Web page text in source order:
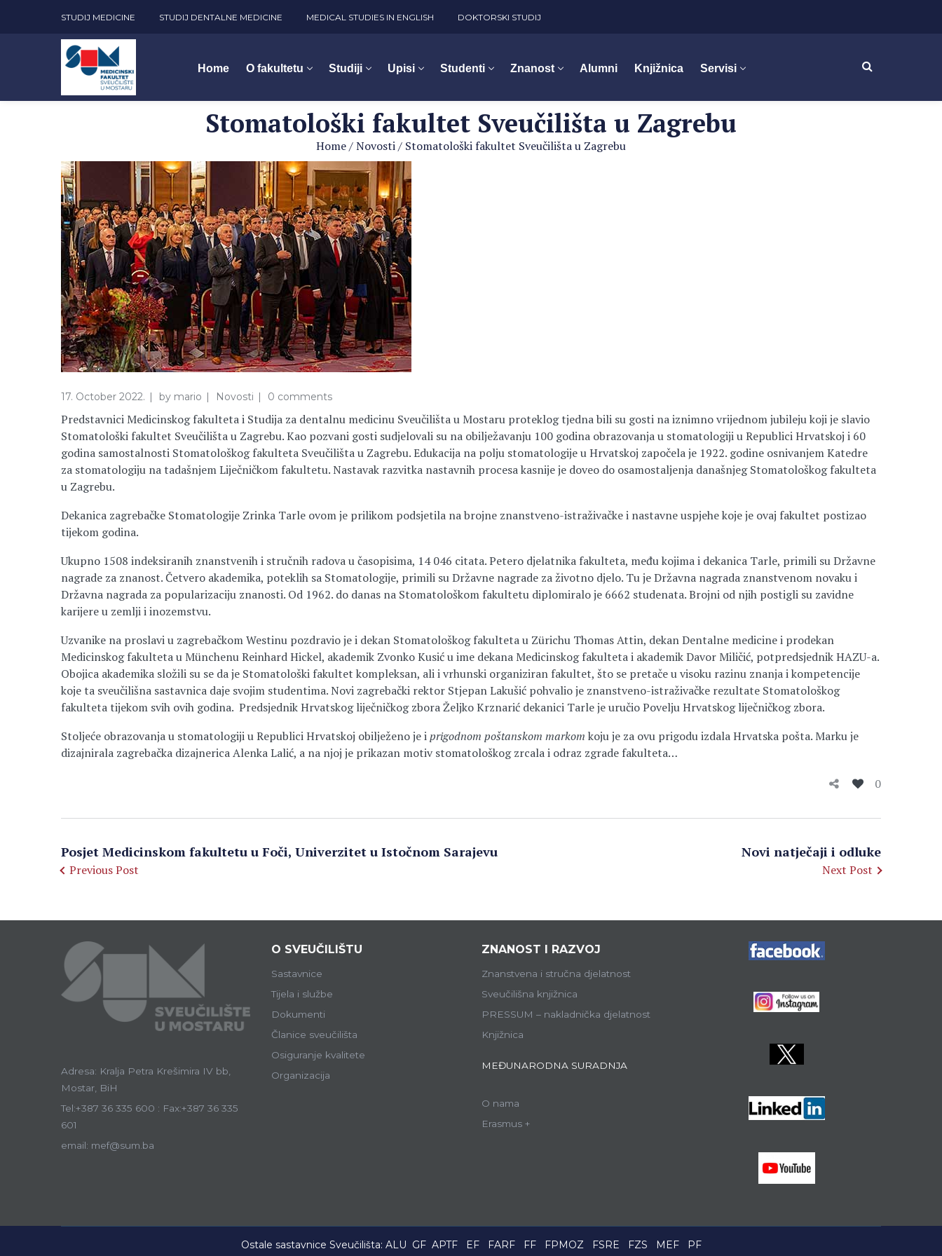
STUDIJ MEDICINE STUDIJ DENTALNE MEDICINE MEDICAL STUDIES IN ENGLISH DOKTORSKI STUDIJ
Home O fakultetu Studiji Upisi Studenti Znanost Alumni Knjižnica Servisi
Stomatološki fakultet Sveučilišta u Zagrebu
Home/Novosti/ Stomatološki fakultet Sveučilišta u Zagrebu
17. October 2022. by mario Novosti 0 comments
Predstavnici Medicinskog fakulteta i Studija za dentalnu medicinu Sveučilišta u Mostaru proteklog tjedna bili su gosti na iznimno vrijednom jubileju koji je slavio
Stomatološki fakultet Sveučilišta u Zagrebu. Kao pozvani gosti sudjelovali su na obilježavanju 100 godina obrazovanja u stomatologiji u Republici Hrvatskoj i 60
godina samostalnosti Stomatološkog fakulteta Sveučilišta u Zagrebu. Edukacija na polju stomatologije u Hrvatskoj započela je 1922. godine osnivanjem Katedre
za stomatologiju na tadašnjem Liječničkom fakultetu. Nastavak razvitka nastavnih procesa kasnije je doveo do osamostaljenja današnjeg Stomatološkog fakulteta
u Zagrebu.
Dekanica zagrebačke Stomatologije Zrinka Tarle ovom je prilikom podsjetila na brojne znanstveno-istraživačke i nastavne uspjehe koje je ovaj fakultet postizao
tijekom godina.
Ukupno 1508 indeksiranih znanstvenih i stručnih radova u časopisima, 14 046 citata. Petero djelatnika fakulteta, među kojima i dekanica Tarle, primili su Državne
nagrade za znanost. Četvero akademika, poteklih sa Stomatologije, primili su Državne nagrade za životno djelo. Tu je Državna nagrada znanstvenom novaku i
Državna nagrada za popularizaciju znanosti. Od 1962. do danas na Stomatološkom fakultetu diplomiralo je 6662 studenata. Brojni od njih postigli su zavidne
karijere u zemlji i inozemstvu.
Uzvanike na proslavi u zagrebačkom Westinu pozdravio je i dekan Stomatološkog fakulteta u Zürichu Thomas Attin, dekan Dentalne medicine i prodekan
Medicinskog fakulteta u Münchenu Reinhard Hickel, akademik Zvonko Kusić u ime dekana Medicinskog fakulteta i akademik Davor Miličić, potpredsjednik HAZU-a.
Obojica akademika složili su se da je Stomatološki fakultet kompleksan, ali i vrhunski organiziran fakultet, što se pretače u visoku razinu znanja i kompetencije
koje ta sveučilišna sastavnica daje svojim studentima. Novi zagrebački rektor Stjepan Lakušić pohvalio je znanstveno-istraživačke rezultate Stomatološkog
fakulteta tijekom svih ovih godina. Predsjednik Hrvatskog liječničkog zbora Željko Krznarić dekanici Tarle je uručio Povelju Hrvatskog liječničkog zbora.
Stoljeće obrazovanja u stomatologiji u Republici Hrvatskoj obilježeno je iprigodnom poštanskom markom koju je za ovu prigodu izdala Hrvatska pošta. Marku je
dizajnirala zagrebačka dizajnerica Alenka Lalić, a na njoj je prikazan motiv stomatološkog zrcala i odraz zgrade fakulteta…
0
Posjet Medicinskom fakultetu u Foči, Univerzitet u Istočnom Sarajevu
Previous Post
Novi natječaji i odluke
Next Post
Adresa: Kralja Petra Krešimira IV bb,
Mostar, BiH
Tel:+387 36 335 600 : Fax:+387 36 335
601
email: mef@sum.ba
O SVEUČILIŠTU
Sastavnice
Tijela i službe
Dokumenti
Članice sveučilišta
Osiguranje kvalitete
Organizacija
ZNANOST I RAZVOJ
Znanstvena i stručna djelatnost
Sveučilišna knjižnica
PRESSUM – nakladnička djelatnost
Knjižnica
MEĐUNARODNA SURADNJA
O nama
Erasmus +
Ostale sastavnice Sveučilišta: ALU GF APTF EF FARF FF FPMOZ FSRE FZS MEF
PF